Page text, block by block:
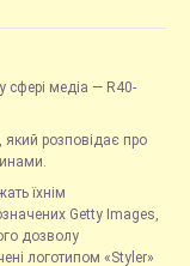
у сфері медіа — R40-
розповідає про
їхнім
Getty Images,
дозволу
логотипом «Styler»